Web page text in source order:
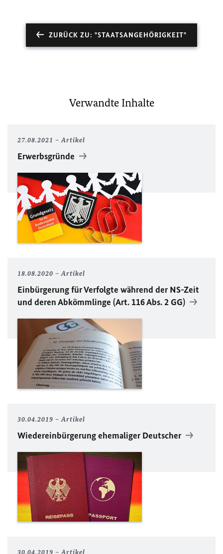
ZURÜCK ZU: "STAATSANGEHÖRIGKEIT"
Verwandte Inhalte
27.08.2021 Artikel
Erwerbsgründe
18.08.2020 Artikel
Einbürgerung für Verfolgte während der NS-Zeit
und deren Abkömmlinge (Art. 116 Abs. 2 GG)
30.04.2019 Artikel
Wiedereinbürgerung ehemaliger Deutscher
30.04.2019 Artikel